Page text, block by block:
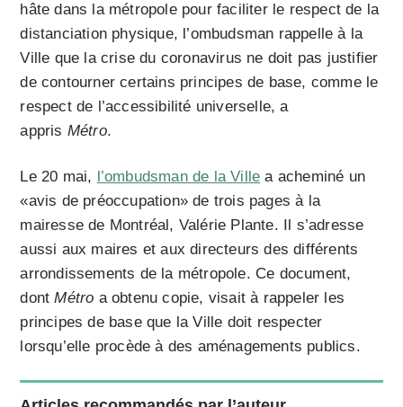
hâte dans la métropole pour faciliter le respect de la
distanciation physique, l’ombudsman rappelle à la
Ville que la crise du coronavirus ne doit pas justifier
de contourner certains principes de base, comme le
respect de l’accessibilité universelle, a
appris Métro.
Le 20 mai, l’ombudsman de la Ville a acheminé un
«avis de préoccupation» de trois pages à la
mairesse de Montréal, Valérie Plante. Il s’adresse
aussi aux maires et aux directeurs des différents
arrondissements de la métropole. Ce document,
dontMétro a obtenu copie, visait à rappeler les
principes de base que la Ville doit respecter
lorsqu’elle procède à des aménagements publics.